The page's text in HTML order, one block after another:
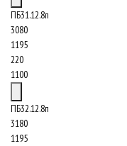
ПБ31.12.8п
3080
1195
220
1100
ПБ32.12.8п
3180
1195